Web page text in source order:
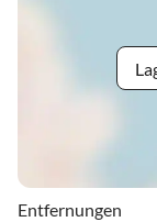
Entfernungen